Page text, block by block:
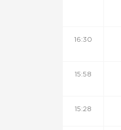
16:30
15:58
15:28